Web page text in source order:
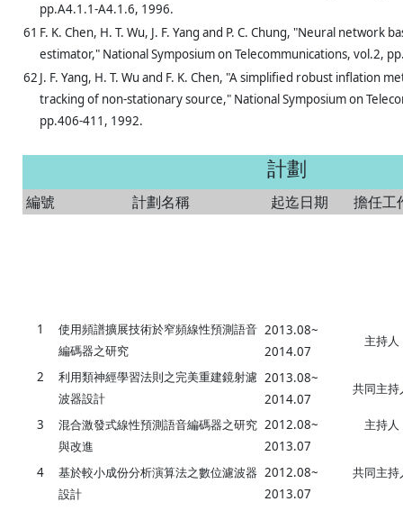
pp.A4.1.1-A4.1.6, 1996.
61 F. K. Chen, H. T. Wu, J. F. Yang and P. C. Chung, "Neural network
estimator," National Symposium on Telecommunications, vol.2,
62 J. F. Yang, H. T. Wu and F. K. Chen, "A simplified robust inflation
tracking of non-stationary source," National Symposium on
pp.406-411, 1992.
計劃
編號 計劃名稱 起迄日期 擔任工
1
使用頻譜擴展技術於窄頻線性預測語音
編碼器之研究
2013.08~
2014.07
主持人
2
利用類神經學習法則之完美重建鏡射濾
波器設計
2013.08~
2014.07
共同主持
3
混合激發式線性預測語音編碼器之研究
與改進
2012.08~
2013.07
主持人
4
基於較小成份分析演算法之數位濾波器
設計
2012.08~
2013.07
共同主持